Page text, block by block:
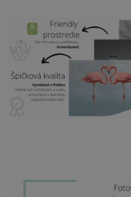
Lepidlo:Nie je potrebné
Použitie:Obývacia izba,
ďalšie